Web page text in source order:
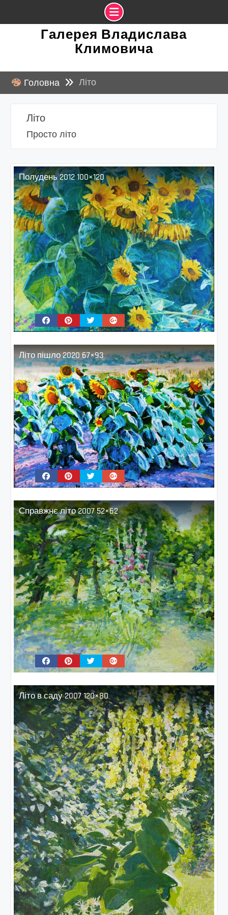
Галерея Владислава
Климовича
Головна Літо
Літо
Просто літо
Полудень 2012 100×120
Літо пішло 2020 67×93
Справжнє літо 2007 52×62
Літо в саду 2007 120×80